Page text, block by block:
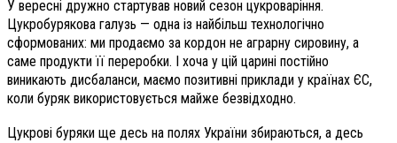
У вересні дружно стартував новий сезон цукроваріння.
Цукробурякова галузь — одна із найбільш технологічно
сформованих: ми продаємо за кордон не аграрну сировину, а
саме продукти її переробки. І хоча у цій царині постійно
виникають дисбаланси, маємо позитивні приклади у країнах ЄС,
коли буряк використовується майже безвідходно.
Цукрові буряки ще десь на полях України збираються, а десь